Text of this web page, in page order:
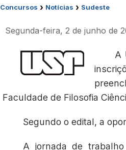
Concursos › Notícias › Sudeste
Segunda-feira, 2 de junho de
A
Faculdade de Filosofia
Segundo o edital, a
A jornada de